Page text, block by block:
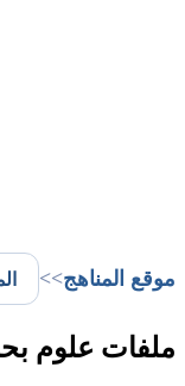
موقع المناهج>>
ملفات علوم